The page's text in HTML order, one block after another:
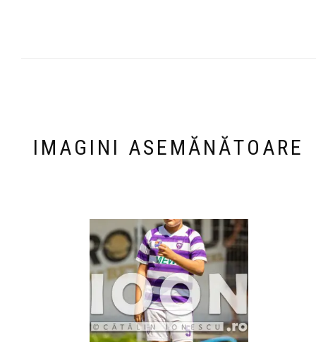
IMAGINI ASEMĂNĂTOARE